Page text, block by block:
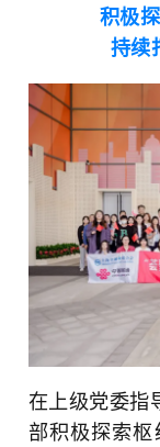
积极
持续
在上级党委指
部积极探索